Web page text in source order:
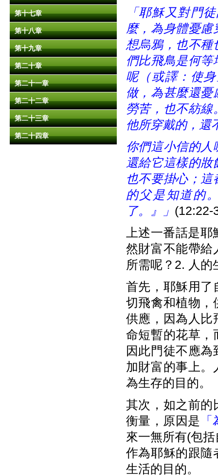
第十七章
第十八章
第十九章
第二十章
第二十一章
第二十二章
第二十三章
第二十四章
「耶穌又對門
麼，為身體憂
想烏鴉，也不
們比飛鳥是何
呢（或譯：使
做，為甚麼還
勞苦，也不紡
他所穿戴的，還
你們這小信的
還給它這樣的
也不要掛心；
的父是知道的
了。』」 (12:22-
上述一番話是
然財富不能帶給
所需呢？2. 人
首先，耶穌用了
切飛禽和植物，
供應，因為人比
命短暫的花草，
因此門徒不應
加財富的事上。
為生存的目的。
其次，如之前的
衡量，原因是
來一無所有(包
作為耶穌的跟隨
生活的目的。